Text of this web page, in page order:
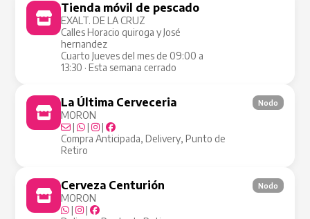
Tienda móvil de pescado
EXALT. DE LA CRUZ
Calles Horacio quiroga y José
hernandez
Cuarto Jueves del mes de 09:00 a
13:30 · Esta semana cerrado
La Última Cerveceria
MORON
|
|
|
Compra Anticipada, Delivery, Punto de
Retiro
Nodo
Cerveza Centurión
MORON
|
|
Nodo